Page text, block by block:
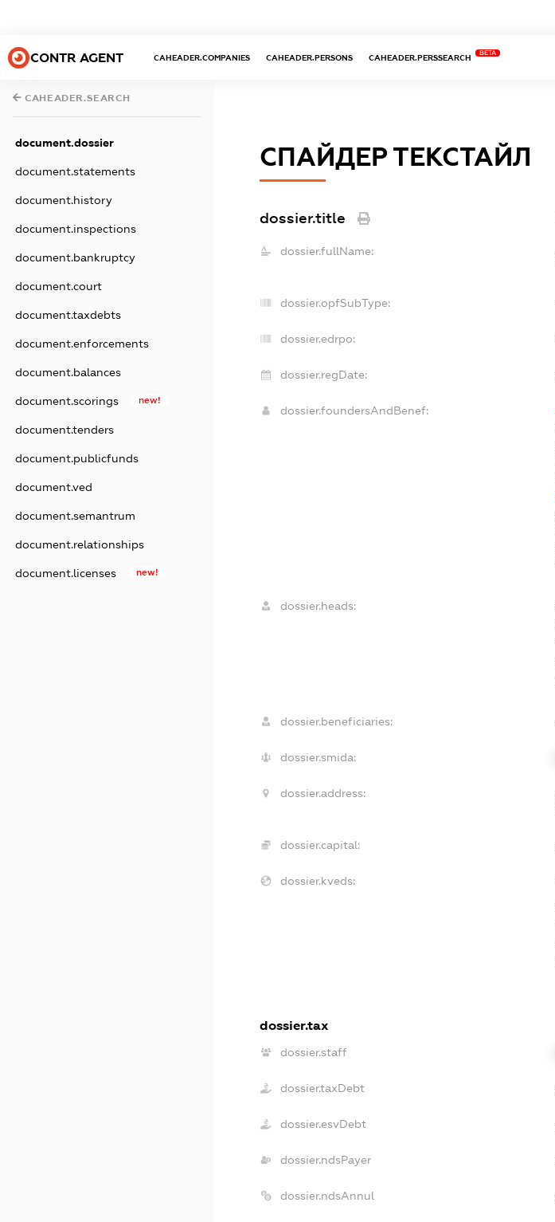
CONTR AGENT CAHEADER.COMPANIES CAHEADER.PERSONS CAHEADER.PERSSEARCH
BETA
CAHEADER.SEARCH
document.dossier
document.statements
document.history
document.inspections
document.bankruptcy
document.court
document.taxdebts
document.enforcements
document.balances
document.scorings new!
document.tenders
document.publicfunds
document.ved
document.semantrum
document.relationships
document.licenses new!
СПАЙДЕР ТЕКСТАЙЛ
dossier.title
dossier.fullName:
dossier.opfSubType:
dossier.edrpo:
dossier.regDate:
dossier.foundersAndBenef:
dossier.heads:
dossier.beneficiaries:
dossier.smida:
dossier.address:
dossier.capital:
dossier.kveds:
dossier.tax
dossier.staff
dossier.taxDebt
dossier.esvDebt
dossier.ndsPayer
dossier.ndsAnnul